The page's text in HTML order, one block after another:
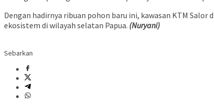
​Dengan hadirnya ribuan pohon baru ini, kawasan KTM
ekosistem di wilayah selatan Papua. (Nuryani)
Sebarkan